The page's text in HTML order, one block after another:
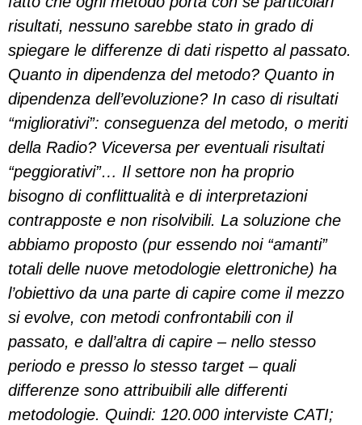
risultati, nessuno sarebbe stato in grado di
spiegare le differenze di dati rispetto al passato.
Quanto in dipendenza del metodo? Quanto in
dipendenza dell’evoluzione? In caso di risultati
“migliorativi”: conseguenza del metodo, o meriti
della Radio? Viceversa per eventuali risultati
“peggiorativi”… Il settore non ha proprio
bisogno di conflittualità e di interpretazioni
contrapposte e non risolvibili. La soluzione che
abbiamo proposto (pur essendo noi “amanti”
totali delle nuove metodologie elettroniche) ha
l’obiettivo da una parte di capire come il mezzo
si evolve, con metodi confrontabili con il
passato, e dall’altra di capire – nello stesso
periodo e presso lo stesso target – quali
differenze sono attribuibili alle differenti
metodologie. Quindi: 120.000 interviste CATI;